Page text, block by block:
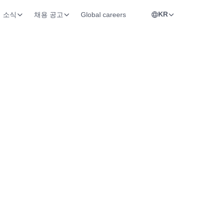
소식 채용 공고 Global careers KR